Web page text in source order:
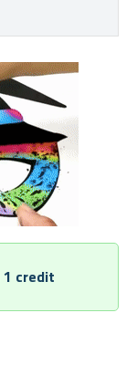
1 credit